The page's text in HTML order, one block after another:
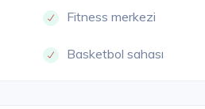
Fitness merkezi
Basketbol sahası